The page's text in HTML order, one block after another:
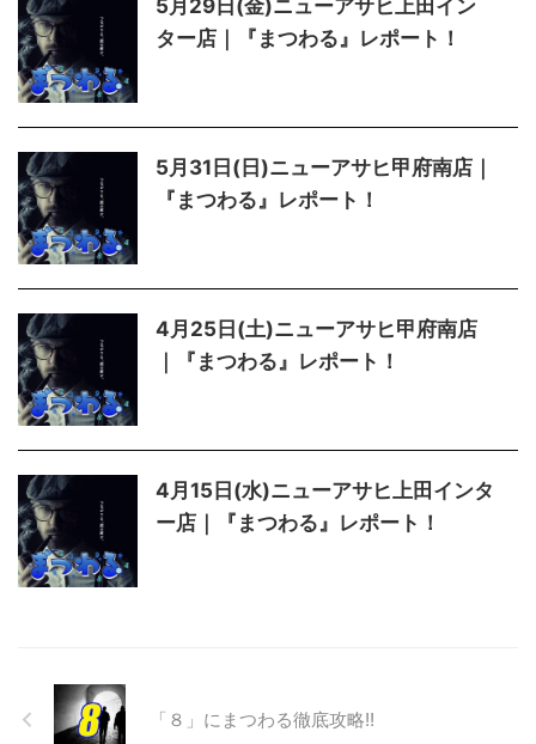
5月29日(金)ニューアサヒ上田イン
ター店｜『まつわる』レポート！
5月31日(日)ニューアサヒ甲府南店｜
『まつわる』レポート！
4月25日(土)ニューアサヒ甲府南店
｜『まつわる』レポート！
4月15日(水)ニューアサヒ上田インタ
ー店｜『まつわる』レポート！
「８」にまつわる徹底攻略!!